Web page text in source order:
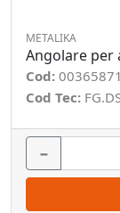
METALIKA
Angolare per
Cod: 00365871
Cod Tec:
−